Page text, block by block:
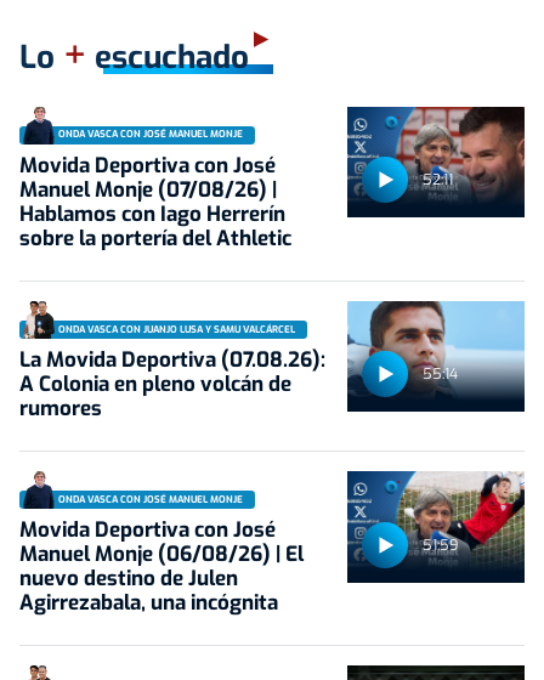
Lo + escuchado
52:11
ONDA VASCA CON JOSÉ MANUEL MONJE
Movida Deportiva con José
Manuel Monje (07/08/26) |
Hablamos con Iago Herrerín
sobre la portería del Athletic
55:14
ONDA VASCA CON JUANJO LUSA Y SAMU VALCÁRCEL
La Movida Deportiva (07.08.26):
A Colonia en pleno volcán de
rumores
51:59
ONDA VASCA CON JOSÉ MANUEL MONJE
Movida Deportiva con José
Manuel Monje (06/08/26) | El
nuevo destino de Julen
Agirrezabala, una incógnita